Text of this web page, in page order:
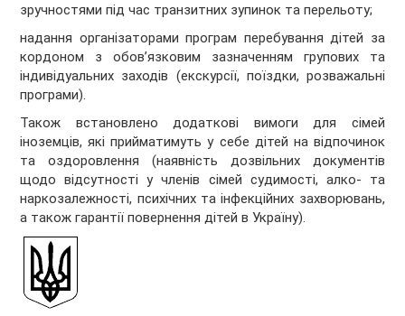
зручностями під час транзитних зупинок та перельоту;
надання організаторами програм перебування дітей за
кордоном з обов’язковим зазначенням групових та
індивідуальних заходів (екскурсії, поїздки, розважальні
програми).
Також встановлено додаткові вимоги для сімей
іноземців, які прийматимуть у себе дітей на відпочинок
та оздоровлення (наявність дозвільних документів
щодо відсутності у членів сімей судимості, алко- та
наркозалежності, психічних та інфекційних захворювань,
а також гарантії повернення дітей в Україну).